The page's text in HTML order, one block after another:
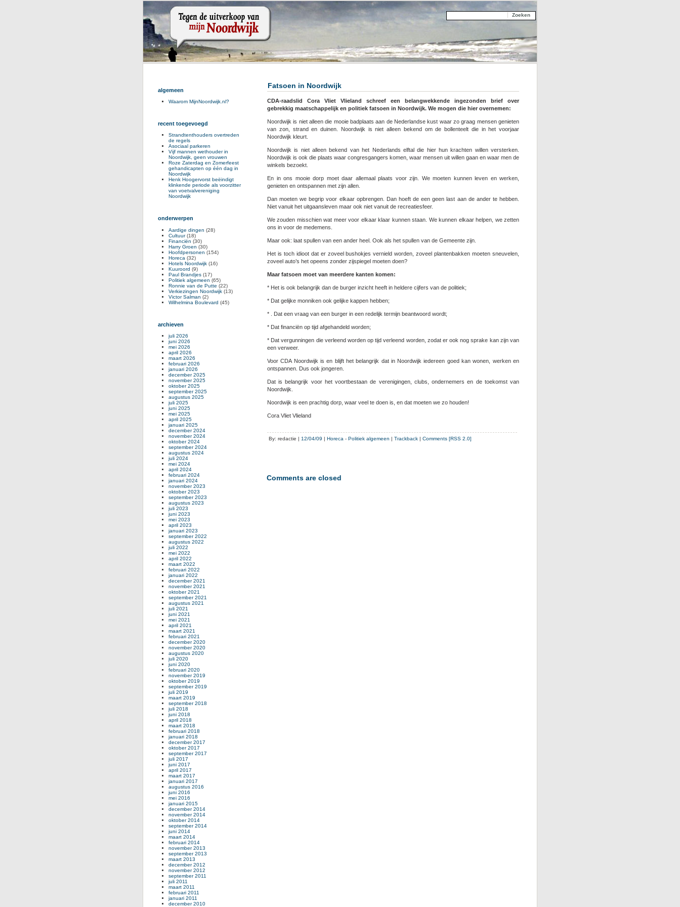
Fatsoen in Noordwijk
CDA-raadslid Cora Vliet Vlieland schreef een belangwekkende ingezonden brief over
gebrekkig maatschappelijk en politiek fatsoen in Noordwijk. We mogen die hier overnemen:
Noordwijk is niet alleen die mooie badplaats aan de Nederlandse kust waar zo graag mensen genieten
van zon, strand en duinen. Noordwijk is niet alleen bekend om de bollenteelt die in het voorjaar
Noordwijk kleurt.
Noordwijk is niet alleen bekend van het Nederlands elftal die hier hun krachten willen versterken.
Noordwijk is ook die plaats waar congresgangers komen, waar mensen uit willen gaan en waar men de
winkels bezoekt.
En in ons mooie dorp moet daar allemaal plaats voor zijn. We moeten kunnen leven en werken,
genieten en ontspannen met zijn allen.
Dan moeten we begrip voor elkaar opbrengen. Dan hoeft de een geen last aan de ander te hebben.
Niet vanuit het uitgaansleven maar ook niet vanuit de recreatiesfeer.
We zouden misschien wat meer voor elkaar klaar kunnen staan. We kunnen elkaar helpen, we zetten
ons in voor de medemens.
Maar ook: laat spullen van een ander heel. Ook als het spullen van de Gemeente zijn.
Het is toch idioot dat er zoveel bushokjes vernield worden, zoveel plantenbakken moeten sneuvelen,
zoveel auto’s het opeens zonder zijspiegel moeten doen?
Maar fatsoen moet van meerdere kanten komen:
* Het is ook belangrijk dan de burger inzicht heeft in heldere cijfers van de politiek;
* Dat gelijke monniken ook gelijke kappen hebben;
* . Dat een vraag van een burger in een redelijk termijn beantwoord wordt;
* Dat financiën op tijd afgehandeld worden;
* Dat vergunningen die verleend worden op tijd verleend worden, zodat er ook nog sprake kan zijn van
een verweer.
Voor CDA Noordwijk is en blijft het belangrijk dat in Noordwijk iedereen goed kan wonen, werken en
ontspannen. Dus ook jongeren.
Dat is belangrijk voor het voortbestaan de verenigingen, clubs, ondernemers en de toekomst van
Noordwijk.
Noordwijk is een prachtig dorp, waar veel te doen is, en dat moeten we zo houden!
Cora Vliet Vlieland
By: redactie | 12/04/09 | Horeca - Politiek algemeen | Trackback | Comments [RSS 2.0]
Comments are closed
algemeen
Waarom MijnNoordwijk.nl?
recent toegevoegd
Strandtenthouders overtreden
de regels
Asociaal parkeren
Vijf mannen wethouder in
Noordwijk, geen vrouwen
Roze Zaterdag en Zomerfeest
gehandicapten op één dag in
Noordwijk
Henk Hoogervorst beëindigt
klinkende periode als voorzitter
van voetvalvereniging
Noordwijk
onderwerpen
Aardige dingen (28)
Cultuur(18)
Financiën (30)
Harry Groen (30)
Hoofdpersonen (154)
Horeca (32)
Hotels Noordwijk (16)
Kuuroord (9)
Paul Brandjes (17)
Politiek algemeen (65)
Ronnie van de Putte (22)
Verkiezingen Noordwijk (13)
Victor Salman (2)
Wilhelmina Boulevard (45)
archieven
juli 2026
juni 2026
mei 2026
april 2026
maart 2026
februari 2026
januari 2026
december 2025
november 2025
oktober 2025
september 2025
augustus 2025
juli 2025
juni 2025
mei 2025
april 2025
januari 2025
december 2024
november 2024
oktober 2024
september 2024
augustus 2024
juli 2024
mei 2024
april 2024
februari 2024
januari 2024
november 2023
oktober 2023
september 2023
augustus 2023
juli 2023
juni 2023
mei 2023
april 2023
januari 2023
september 2022
augustus 2022
juli 2022
mei 2022
april 2022
maart 2022
februari 2022
januari 2022
december 2021
november 2021
oktober 2021
september 2021
augustus 2021
juli 2021
juni 2021
mei 2021
april 2021
maart 2021
februari 2021
december 2020
november 2020
augustus 2020
juli 2020
juni 2020
februari 2020
november 2019
oktober 2019
september 2019
juli 2019
maart 2019
september 2018
juli 2018
juni 2018
april 2018
maart 2018
februari 2018
januari 2018
december 2017
oktober 2017
september 2017
juli 2017
juni 2017
april 2017
maart 2017
januari 2017
augustus 2016
juni 2016
mei 2016
januari 2015
december 2014
november 2014
oktober 2014
september 2014
juni 2014
maart 2014
februari 2014
november 2013
september 2013
maart 2013
december 2012
november 2012
september 2011
juli 2011
maart 2011
februari 2011
januari 2011
december 2010